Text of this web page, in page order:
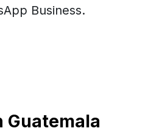
Business.
Guatemala